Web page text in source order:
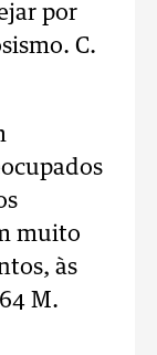
por
C.
muito
às
M.